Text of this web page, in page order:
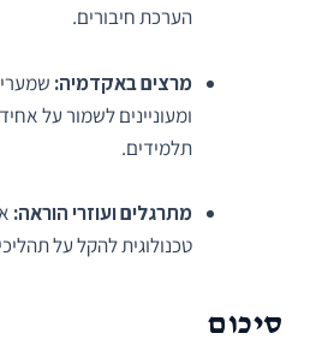
הערכת חיבורים.
מרצים באקדמיה:
ומעוניינים לשמור על
תלמידים.
מתרגלים ועוזרי הוראה:
טכנולוגית להקל על
סיכום